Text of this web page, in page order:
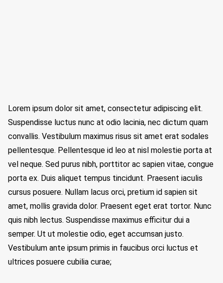
Lorem ipsum dolor sit amet, consectetur adipiscing elit.
Suspendisse luctus nunc at odio lacinia, nec dictum quam
convallis. Vestibulum maximus risus sit amet erat sodales
pellentesque. Pellentesque id leo at nisl molestie porta at
vel neque. Sed purus nibh, porttitor ac sapien vitae, congue
porta ex. Duis aliquet tempus tincidunt. Praesent iaculis
cursus posuere. Nullam lacus orci, pretium id sapien sit
amet, mollis gravida dolor. Praesent eget erat tortor. Nunc
quis nibh lectus. Suspendisse maximus efficitur dui a
semper. Ut ut molestie odio, eget accumsan justo.
Vestibulum ante ipsum primis in faucibus orci luctus et
ultrices posuere cubilia curae;